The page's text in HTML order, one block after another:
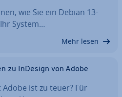
wie Sie ein Debian 13-
System…
Mehr lesen
zu InDesign von Adobe
ist zu teuer? Für